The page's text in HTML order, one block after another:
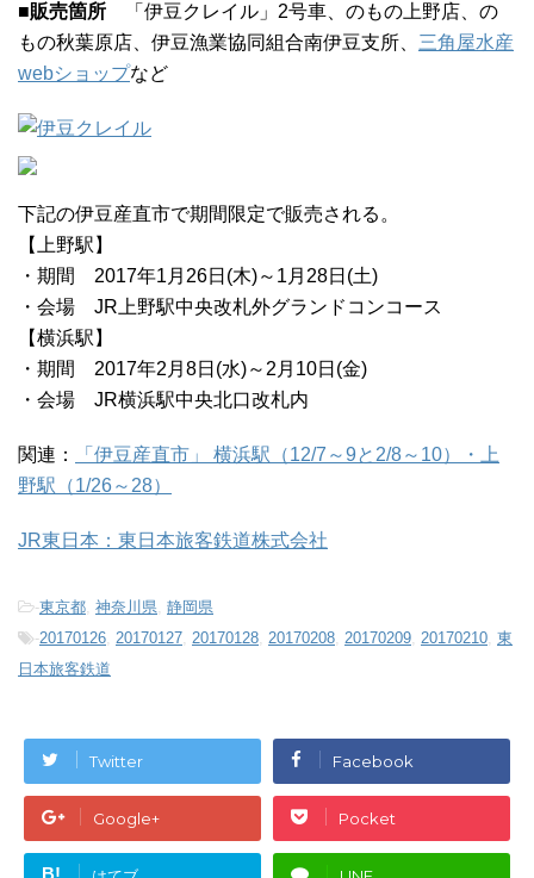
■販売箇所 「伊豆クレイル」2号車、のもの上野店、の
もの秋葉原店、伊豆漁業協同組合南伊豆支所、 三角屋水産
webショップなど
下記の伊豆産直市で期間限定で販売される。
【上野駅】
・期間 2017年1月26日(木)～1月28日(土)
・会場 JR上野駅中央改札外グランドコンコース
【横浜駅】
・期間 2017年2月8日(水)～2月10日(金)
・会場 JR横浜駅中央北口改札内
関連：
「伊豆産直市」 横浜駅（12/7～9と2/8～10）・上
野駅（1/26～28）
JR東日本：東日本旅客鉄道株式会社
-東京都, 神奈川県, 静岡県
-20170126, 20170127, 20170128, 20170208, 20170209, 20170210, 東
日本旅客鉄道
Twitter Facebook
Google+ Pocket
B!